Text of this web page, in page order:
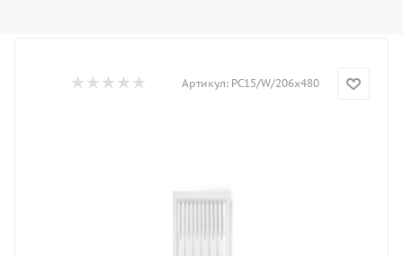
Артикул: PC15/W/206x480